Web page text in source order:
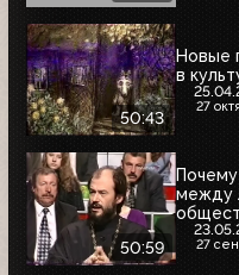
50:43
Новые
в
27
50:59
между
27